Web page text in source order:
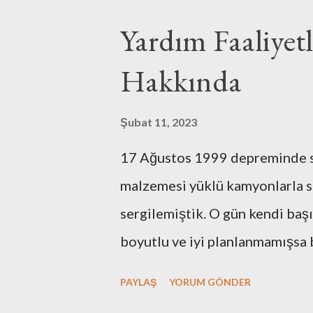
semti çevreliyorlardı. Sokak
çıkarken, başıma geçirilmiş
sokağımı göremediğimde
Bugün bu nedenle biraz daha
şükrettiğim duvarı aşarak
uzunca bir zamandır old...
Yardım
Hakkında
Şubat 11, 2023
17 Ağustos 1999 depreminde
malzemesi yüklü kamyonlarla
sergilemiştik. O gün kendi
boyutlu ve iyi planlanmamışsa
PAYLAŞ YORUM GÖNDER